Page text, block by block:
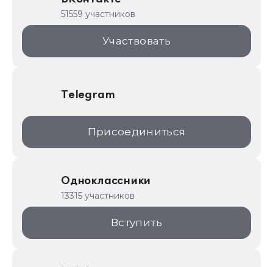
1С:Торговая площадка
51559 участников
Участвовать
Telegram
Присоединиться
Одноклассники
13315 участников
Вступить